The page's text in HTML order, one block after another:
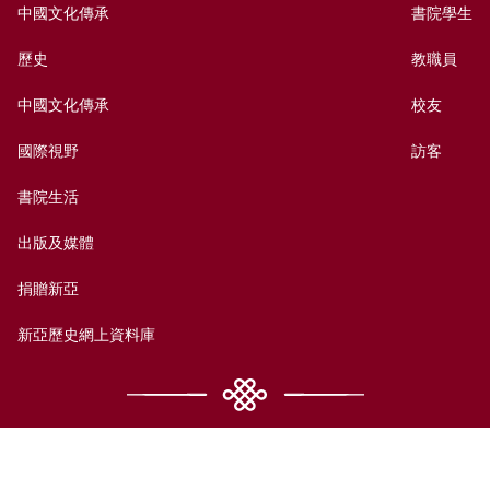
中國文化傳承
歷史
中國文化傳承
國際視野
書院生活
出版及媒體
捐贈新亞
新亞歷史網上資料庫
書院學生
教職員
校友
訪客